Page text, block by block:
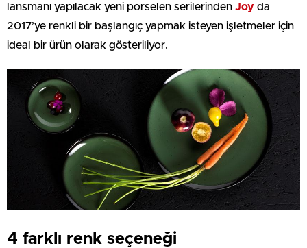
lansmanı yapılacak yeni porselen serilerinden Joy da
2017’ye renkli bir başlangıç yapmak isteyen işletmeler için
ideal bir ürün olarak gösteriliyor.
4 farklı renk seçeneği